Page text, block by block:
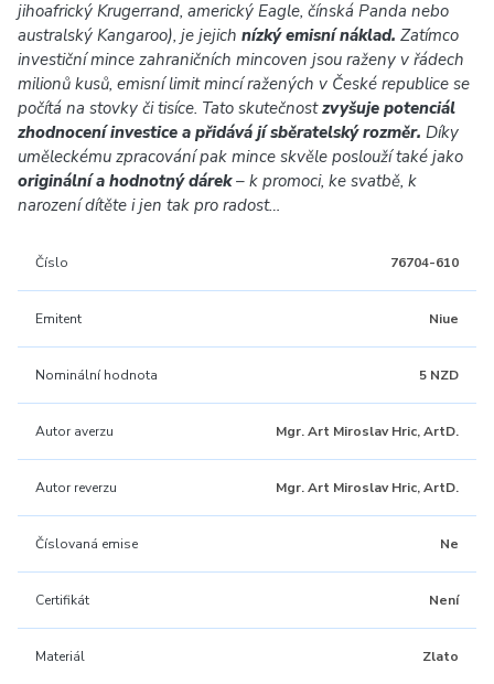
jihoafrický Krugerrand, americký Eagle, čínská Panda nebo
australský Kangaroo), je jejich nízký emisní náklad. Zatímco
investiční mince zahraničních mincoven jsou raženy v řádech
milionů kusů, emisní limit mincí ražených v České republice se
počítá na stovky či tisíce. Tato skutečnostzvyšuje potenciál
zhodnocení investice a přidává jí sběratelský rozměr. Díky
uměleckému zpracování pak mince skvěle poslouží také jako
originální a hodnotný dárek– k promoci, ke svatbě, k
narození dítěte i jen tak pro radost…
Číslo 76704-610
Emitent Niue
Nominální hodnota 5 NZD
Autor averzu Mgr. Art Miroslav Hric, ArtD.
Autor reverzu Mgr. Art Miroslav Hric, ArtD.
Číslovaná emise Ne
Certifikát Není
Materiál Zlato